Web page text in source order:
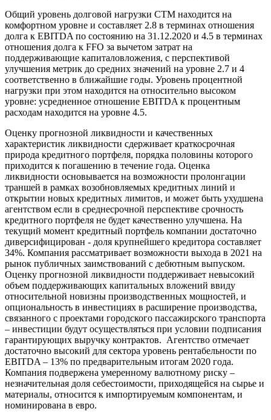
Общий уровень долговой нагрузки СТМ находится на
комфортном уровне и составляет 2.8 в терминах отношения
долга к EBITDA по состоянию на 31.12.2020 и 4.5 в терминах
отношения долга к FFO за вычетом затрат на
поддерживающие капиталовложения, с перспективой
улучшения метрик до средних значений на уровне 2.7 и 4
соответственно в ближайшие годы. Уровень процентной
нагрузки при этом находится на относительно высоком
уровне: усредненное отношение EBITDA к процентным
расходам находится на уровне 4.5.
Оценку прогнозной ликвидности и качественных
характеристик ликвидности сдерживает краткосрочная
природа кредитного портфеля, порядка половины которого
приходится к погашению в течение года. Оценка
ликвидности основывается на возможности пролонгации
траншей в рамках возобновляемых кредитных линий и
открытии новых кредитных лимитов, и может быть ухудшена
агентством если в среднесрочной перспективе срочность
кредитного портфеля не будет качественно улучшена. На
текущий момент кредитный портфель компании достаточно
диверсифицирован - доля крупнейшего кредитора составляет
34%. Компания рассматривает возможности выхода в 2021 на
рынок публичных заимствований с дебютным выпуском.
Оценку прогнозной ликвидности поддерживает невысокий
объем поддерживающих капитальных вложений ввиду
относительной новизны производственных мощностей, и
опциональность в инвестициях в расширение производства,
связанного с проектами городского пассажирского транспорта
– инвестиции будут осуществляться при условии подписания
гарантирующих выручку контрактов. Агентство отмечает
достаточно высокий для сектора уровень рентабельности по
EBITDA – 13% по предварительным итогам 2020 года.
Компания подвержена умеренному валютному риску –
незначительная доля себестоимости, приходящейся на сырье и
материалы, относится к импортируемым компонентам, и
номинирована в евро.